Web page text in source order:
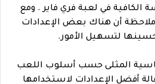
الكافية في لعبة فري فاير . ومع
أن هناك بعض الإعدادات
لتسهيل الأمور.
المثلى حسب أسلوب اللعب
أفضل الإعدادات لاستخدامها